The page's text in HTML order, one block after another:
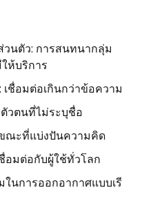
นตัว: การสนทนากลุ่ม
ห้บริการ
เชื่อมต่อเกินกว่าข้อความ
วตนที่ไม่ระบุชื่อ
ขณะที่แบ่งปันความคิด
อมต่อกับผู้ใช้ทั่วโลก
นการออกอากาศแบบเรี